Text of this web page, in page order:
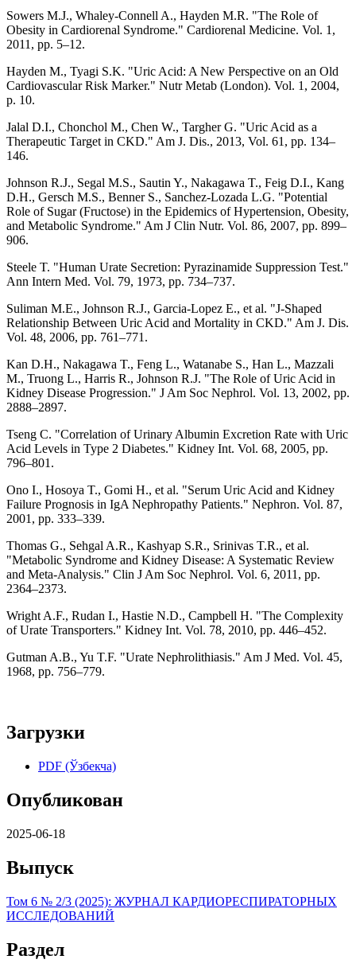
Sowers M.J., Whaley-Connell A., Hayden M.R. "The Role of
Obesity in Cardiorenal Syndrome." Cardiorenal Medicine. Vol. 1,
2011, pp. 5–12.
Hayden M., Tyagi S.K. "Uric Acid: A New Perspective on an Old
Cardiovascular Risk Marker." Nutr Metab (London). Vol. 1, 2004,
p. 10.
Jalal D.I., Chonchol M., Chen W., Targher G. "Uric Acid as a
Therapeutic Target in CKD." Am J. Dis., 2013, Vol. 61, pp. 134–
146.
Johnson R.J., Segal M.S., Sautin Y., Nakagawa T., Feig D.I., Kang
D.H., Gersch M.S., Benner S., Sanchez-Lozada L.G. "Potential
Role of Sugar (Fructose) in the Epidemics of Hypertension, Obesity,
and Metabolic Syndrome." Am J Clin Nutr. Vol. 86, 2007, pp. 899–
906.
Steele T. "Human Urate Secretion: Pyrazinamide Suppression Test."
Ann Intern Med. Vol. 79, 1973, pp. 734–737.
Suliman M.E., Johnson R.J., Garcia-Lopez E., et al. "J-Shaped
Relationship Between Uric Acid and Mortality in CKD." Am J. Dis.
Vol. 48, 2006, pp. 761–771.
Kan D.H., Nakagawa T., Feng L., Watanabe S., Han L., Mazzali
M., Truong L., Harris R., Johnson R.J. "The Role of Uric Acid in
Kidney Disease Progression." J Am Soc Nephrol. Vol. 13, 2002, pp.
2888–2897.
Tseng C. "Correlation of Urinary Albumin Excretion Rate with Uric
Acid Levels in Type 2 Diabetes." Kidney Int. Vol. 68, 2005, pp.
796–801.
Ono I., Hosoya T., Gomi H., et al. "Serum Uric Acid and Kidney
Failure Prognosis in IgA Nephropathy Patients." Nephron. Vol. 87,
2001, pp. 333–339.
Thomas G., Sehgal A.R., Kashyap S.R., Srinivas T.R., et al.
"Metabolic Syndrome and Kidney Disease: A Systematic Review
and Meta-Analysis." Clin J Am Soc Nephrol. Vol. 6, 2011, pp.
2364–2373.
Wright A.F., Rudan I., Hastie N.D., Campbell H. "The Complexity
of Urate Transporters." Kidney Int. Vol. 78, 2010, pp. 446–452.
Gutman A.B., Yu T.F. "Urate Nephrolithiasis." Am J Med. Vol. 45,
1968, pp. 756–779.
Загрузки
PDF (Ўзбекча)
Опубликован
2025-06-18
Выпуск
Том 6 № 2/3 (2025): ЖУРНАЛ КАРДИОРЕСПИРАТОРНЫХ
ИССЛЕДОВАНИЙ
Раздел